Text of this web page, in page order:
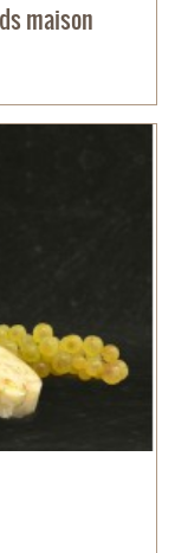
maison